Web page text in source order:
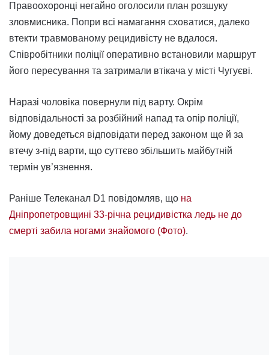
Правоохоронці негайно оголосили план розшуку
зловмисника. Попри всі намагання сховатися, далеко
втекти травмованому рецидивісту не вдалося.
Співробітники поліції оперативно встановили маршрут
його пересування та затримали втікача у місті Чугуєві.
Наразі чоловіка повернули під варту. Окрім
відповідальності за розбійний напад та опір поліції,
йому доведеться відповідати перед законом ще й за
втечу з-під варти, що суттєво збільшить майбутній
термін ув’язнення.
Раніше Телеканал D1 повідомляв, що на
Дніпропетровщині 33-річна рецидивістка ледь не до
смерті забила ногами знайомого (Фото).